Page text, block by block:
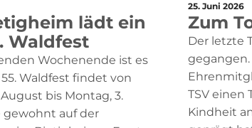
lädt ein
Waldfest
Wochenende ist es
Waldfest findet von
August bis Montag, 3.
gewohnt auf der
25. Juni 2026
Zum
Der letzte
TSV einen
Kindheit